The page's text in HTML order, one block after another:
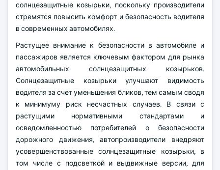
солнцезащитные козырьки, поскольку производители
стремятся повысить комфорт и безопасность водителя
в современных автомобилях.
Растущее внимание к безопасности в автомобиле и
пассажиров является ключевым фактором для рынка
автомобильных солнцезащитных козырьков.
Солнцезащитные козырьки улучшают видимость
водителя за счет уменьшения бликов, тем самым сводя
к минимуму риск несчастных случаев. В связи с
растущими нормативными стандартами и
осведомленностью потребителей о безопасности
дорожного движения, автопроизводители внедряют
усовершенствованные солнцезащитные козырьки, в
том числе с подсветкой и выдвижные версии, для